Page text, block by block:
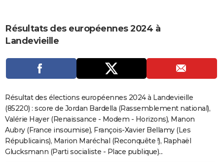
CARTE DE VOEUX
Carte de Noël
Carte Bonne année
Carte Saint-Valentin
Carte Pâques
Carte d'anniversaire
Dictionnaire
Biographies
Expressions
Proverbes
PROGRAMME TV
S'inscrire
Se connecter
Lycées
Collèges
Primaires
Universités
Entreprises
Service militaire
Avis de recherche
AVIS DE DÉCÈS
FORUM
Bricolage
Lifestyle
Culture
SportAuto
Television
Voyage
Cinema
Résultats des européennes 2024 à
Landevieille
Résultat des élections européennes 2024 à Landevieille
(85220) : score de Jordan Bardella (Rassemblement national),
Valérie Hayer (Renaissance - Modem - Horizons), Manon
Aubry (France insoumise), François-Xavier Bellamy (Les
Républicains), Marion Maréchal (Reconquête !), Raphaël
Glucksmann (Parti socialiste - Place publique)...